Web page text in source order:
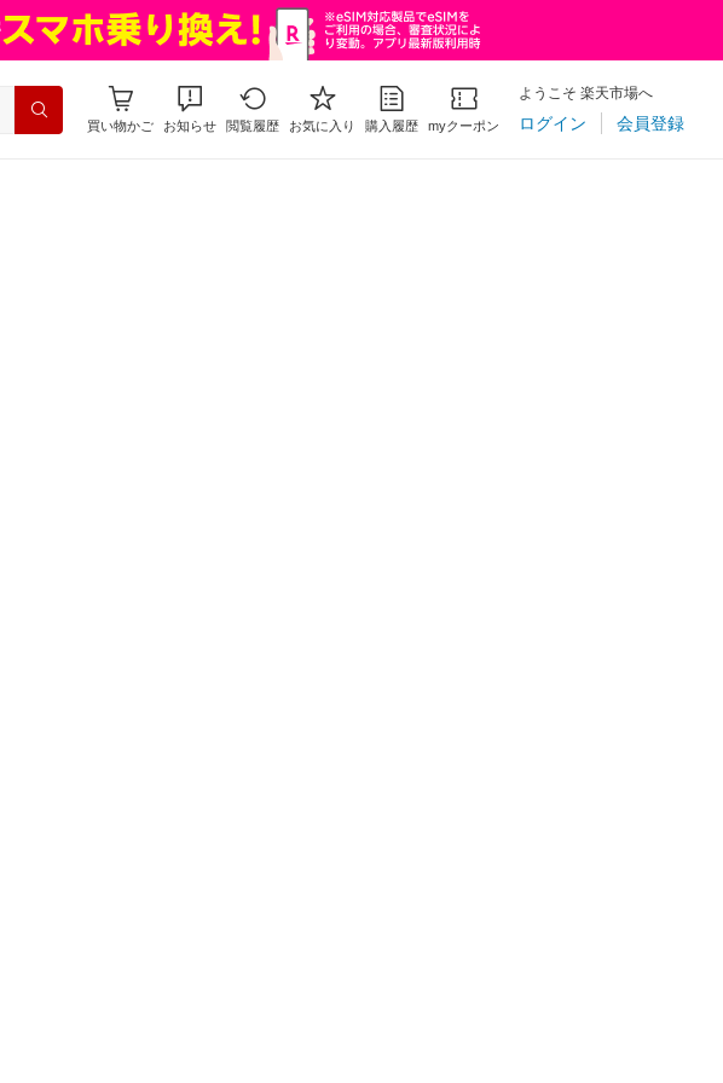
買い物かご お知らせ 閲覧履歴 お気に入り 購入履歴 myクーポン
ようこそ 楽天市場へ
ログイン 会員登録